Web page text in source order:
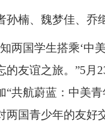
孙楠、魏梦佳、乔
两国学生搭乘‘中
的友谊之旅。”5月
“共航蔚蓝：中美
两国青少年的友好